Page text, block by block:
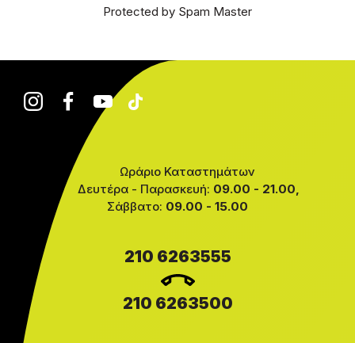
Protected by Spam Master
Ωράριο Καταστημάτων
Δευτέρα - Παρασκευή: 09.00 - 21.00,
Σάββατο: 09.00 - 15.00
210 6263555
210 6263500